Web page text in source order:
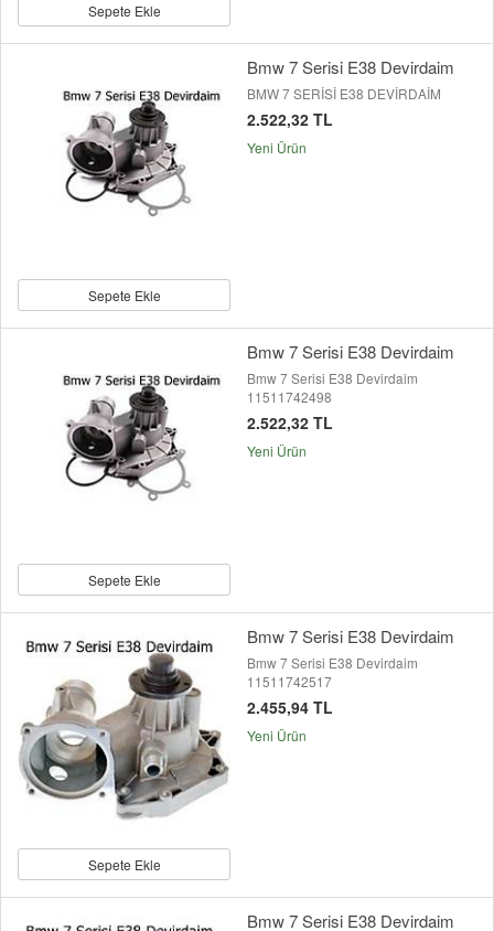
Sepete Ekle
Sepete Ekle
Bmw 7 Serisi E38 Devirdaim
BMW 7 SERİSİ E38 DEVİRDAİM
2.522,32 TL
Yeni Ürün
Sepete Ekle
Bmw 7 Serisi E38 Devirdaim
Bmw 7 Serisi E38 Devirdaim
11511742498
2.522,32 TL
Yeni Ürün
Sepete Ekle
Bmw 7 Serisi E38 Devirdaim
Bmw 7 Serisi E38 Devirdaim
11511742517
2.455,94 TL
Yeni Ürün
Bmw 7 Serisi E38 Devirdaim